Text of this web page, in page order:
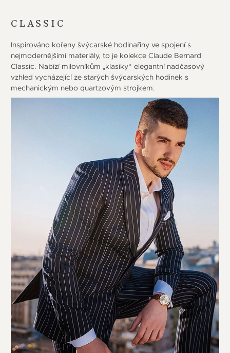
CLASSIC
Inspirováno kořeny švýcarské hodinařiny ve spojení s
nejmodernějšími materiály, to je kolekce Claude Bernard
Classic. Nabízí milovníkům „klasiky“ elegantní nadčasový
vzhled vycházející ze starých švýcarských hodinek s
mechanickým nebo quartzovým strojkem.